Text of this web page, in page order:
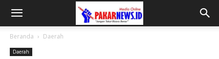
Beranda Daerah
Daerah